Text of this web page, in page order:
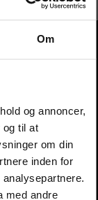
Om
og annoncer,
til at
om din
inden for
med andre